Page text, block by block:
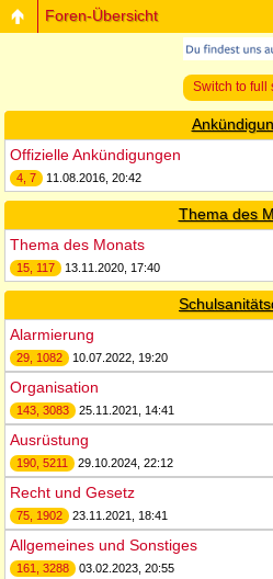
Foren-Übersicht
Switch to full
Offizielle Ankündigungen
4, 7 11.08.2016, 20:42
Thema des
Thema des Monats
15, 117 13.11.2020, 17:40
Alarmierung
29, 1082 10.07.2022, 19:20
Organisation
143, 3083 25.11.2021, 14:41
Ausrüstung
190, 5211 29.10.2024, 22:12
Recht und Gesetz
75, 1902 23.11.2021, 18:41
Allgemeines und Sonstiges
161, 3288 03.02.2023, 20:55